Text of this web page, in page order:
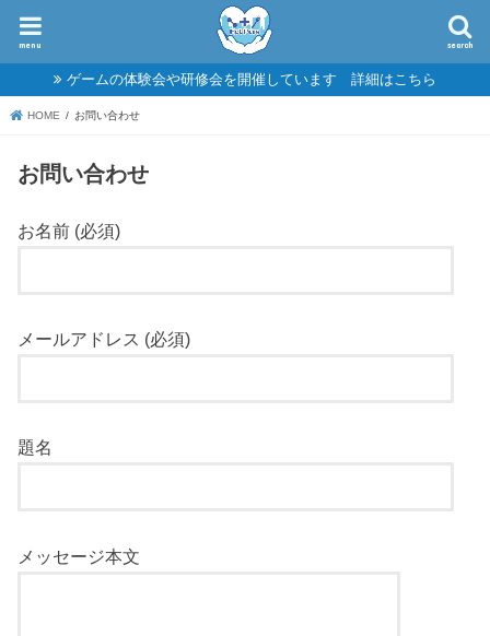
search
menu
ゲームの体験会や研修会を開催しています 詳細はこちら
HOME お問い合わせ
お問い合わせ
お名前 (必須)
メールアドレス (必須)
題名
メッセージ本文